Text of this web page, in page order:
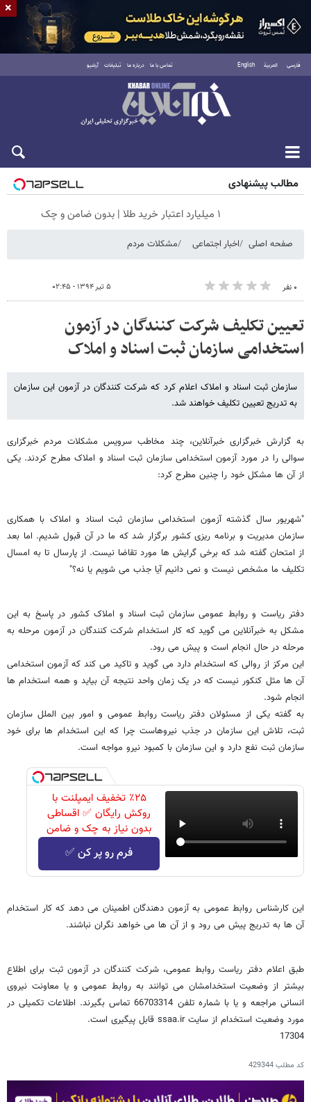
فارسی العربية English تماس با ما درباره ما تبلیغات آرشیو
جمعه ۱۶ مرداد ۱۴۰۵
مطالب پیشنهادی
۱ میلیارد اعتبار خرید طلا | بدون ضامن و چک
صفحه اصلی اخبار اجتماعی مشکلات مردم
۰ نفر ۵ تیر ۱۳۹۴ - ۰۲:۴۵
تعیین تکلیف شرکت کنندگان در آزمون
استخدامی سازمان ثبت اسناد و املاک
سازمان ثبت اسناد و املاک اعلام کرد که شرکت کنندگان در آزمون این سازمان
به تدریج تعیین تکلیف خواهند شد.
به گزارش خبرگزاری خبرآنلاین، چند مخاطب سرویس مشکلات مردم خبرگزاری
سوالی را در مورد آزمون استخدامی سازمان ثبت اسناد و املاک مطرح کردند. یکی
از آن ها مشکل خود را چنین مطرح کرد:
"شهریور سال گذشته آزمون استخدامی سازمان ثبت اسناد و املاک با همکاری
سازمان مدیریت و برنامه ریزی کشور برگزار شد که ما در آن قبول شدیم. اما بعد
از امتحان گفته شد که برخی گرایش ها مورد تقاضا نیست. از پارسال تا به امسال
تکلیف ما مشخص نیست و نمی دانیم آیا جذب می شویم یا نه؟"
دفتر ریاست و روابط عمومی سازمان ثبت اسناد و املاک کشور در پاسخ به این
مشکل به خبرآنلاین می گوید که کار استخدام شرکت کنندگان در آزمون مرحله به
مرحله در حال انجام است و پیش می رود.
این مرکز از روالی که استخدام دارد می گوید و تاکید می کند که آزمون استخدامی
آن ها مثل کنکور نیست که در یک زمان واحد نتیجه آن بیاید و همه استخدام ها
انجام شود.
به گفته یکی از مسئولان دفتر ریاست روابط عمومی و امور بین الملل سازمان
ثبت، تلاش این سازمان در جذب نیروهاست چرا که این استخدام ها برای خود
سازمان ثبت نفع دارد و این سازمان با کمبود نیرو مواجه است.
٪۲۵ تخفیف ایمپلنت با
روکش رایگان ✅ اقساطی
بدون نیاز به چک و ضامن
فرم رو پر کن ✅
این کارشناس روابط عمومی به آزمون دهندگان اطمینان می دهد که کار استخدام
آن ها به تدریج پیش می رود و از آن ها می خواهد نگران نباشند.
طبق اعلام دفتر ریاست روابط عمومی، شرکت کنندگان در آزمون ثبت برای اطلاع
بیشتر از وضعیت استخدامشان می توانند به روابط عمومی و یا معاونت نیروی
انسانی مراجعه و یا با شماره تلفن 66703314 تماس بگیرند. اطلاعات تکمیلی در
مورد وضعیت استخدام از سایت ssaa.ir قابل پیگیری است.
17304
کد مطلب429344
×